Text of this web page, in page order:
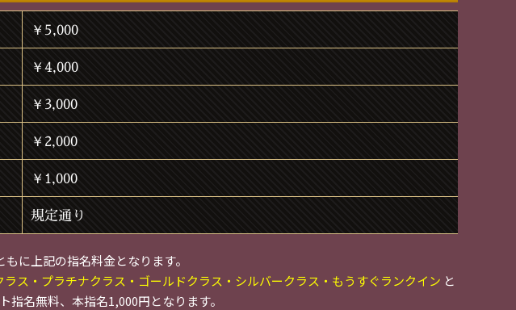
￥5,000
￥4,000
￥3,000
￥2,000
￥1,000
規定通り
に上記の指名料金となります。
ス・プラチナクラス・ゴールドクラス・シルバークラス・もうすぐランクイン と
名無料、本指名1,000円となります。